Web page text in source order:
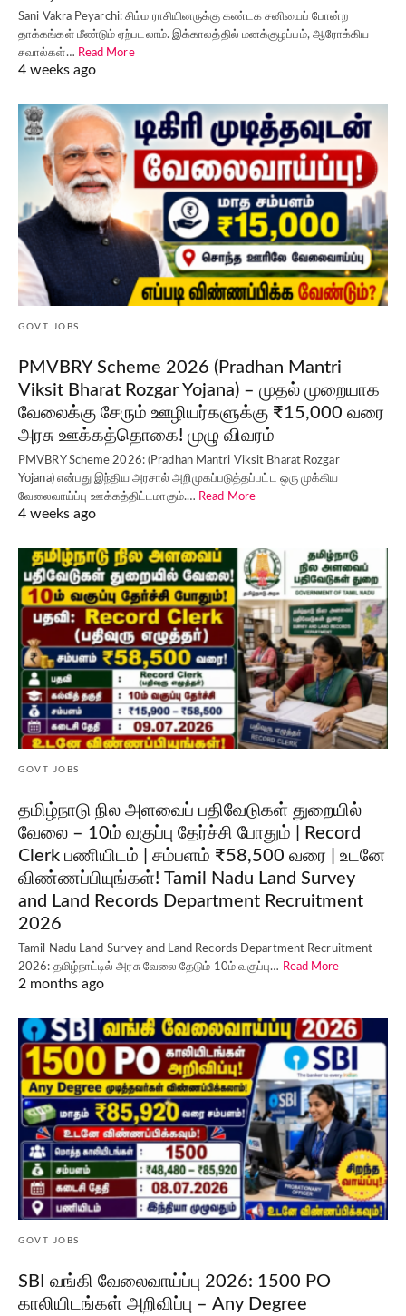
Sani Vakra Peyarchi: சிம்ம ராசியினருக்கு கண்டக சனியைப் போன்ற
தாக்கங்கள் மீண்டும் ஏற்படலாம். இக்காலத்தில் மனக்குழப்பம், ஆரோக்கிய
சவால்கள்… Read More
4 weeks ago
GOVT JOBS
PMVBRY Scheme 2026 (Pradhan Mantri
Viksit Bharat Rozgar Yojana) – முதல் முறையாக
வேலைக்கு சேரும் ஊழியர்களுக்கு ₹15,000 வரை
அரசு ஊக்கத்தொகை! முழு விவரம்
PMVBRY Scheme 2026: (Pradhan Mantri Viksit Bharat Rozgar
Yojana) என்பது இந்திய அரசால் அறிமுகப்படுத்தப்பட்ட ஒரு முக்கிய
வேலைவாய்ப்பு ஊக்கத்திட்டமாகும்.… Read More
4 weeks ago
GOVT JOBS
தமிழ்நாடு நில அளவைப் பதிவேடுகள் துறையில்
வேலை – 10ம் வகுப்பு தேர்ச்சி போதும் | Record
Clerk பணியிடம் | சம்பளம் ₹58,500 வரை | உடனே
விண்ணப்பியுங்கள்! Tamil Nadu Land Survey
and Land Records Department Recruitment
2026
Tamil Nadu Land Survey and Land Records Department Recruitment
2026: தமிழ்நாட்டில் அரசு வேலை தேடும் 10ம் வகுப்பு… Read More
2 months ago
GOVT JOBS
SBI வங்கி வேலைவாய்ப்பு 2026: 1500 PO
காலியிடங்கள் அறிவிப்பு – Any Degree